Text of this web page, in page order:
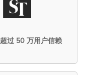
超过 50 万用户信赖